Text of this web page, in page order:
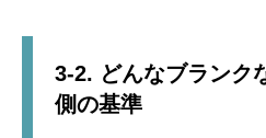
3-2. どんなブランク
側の基準